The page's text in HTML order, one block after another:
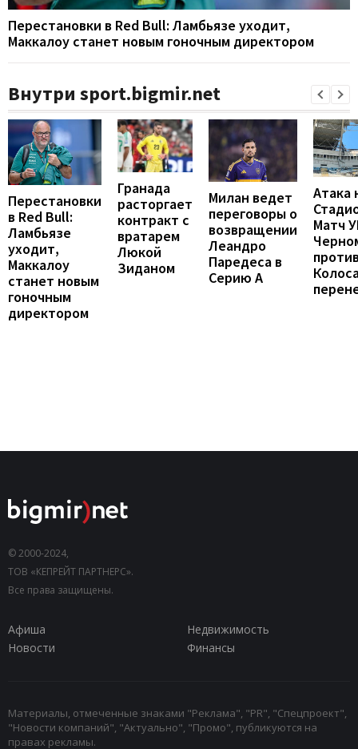
Перестановки в Red Bull: Ламбьязе уходит,
Маккалоу станет новым гоночным директором
Внутри sport.bigmir.net
Перестановки
в Red Bull:
Ламбьязе
уходит,
Маккалоу
станет новым
гоночным
директором
Гранада
расторгает
контракт с
вратарем
Люкой
Зиданом
Милан ведет
переговоры о
возвращении
Леандро
Паредеса в
Серию А
Атака
Матч
© 2000-2024,
ТОВ «КЕПРЕЙТ ПАРТНЕРС».
Все права защищены.
Афиша
Недвижимость
Новости
Финансы
Материалы, отмеченные знаками "Реклама", "PR", "Спецпроект",
"Новости компаний", "Актуально", "Промо", публикуются на
правах рекламы.